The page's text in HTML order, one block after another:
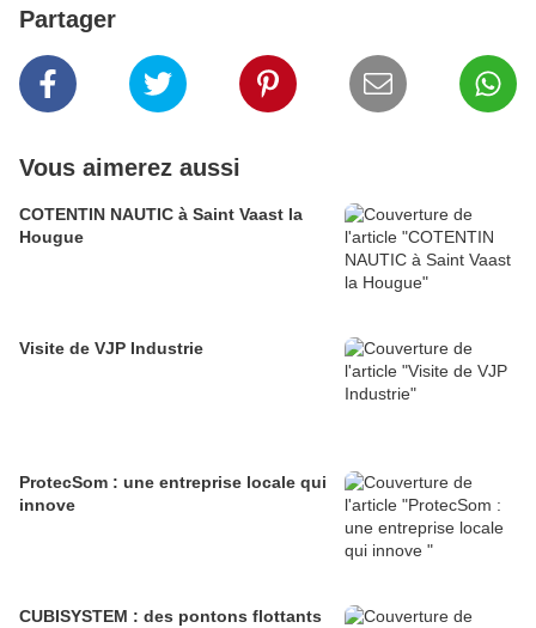
Partager
Vous aimerez aussi
COTENTIN NAUTIC à Saint Vaast la
Hougue
Visite de VJP Industrie
ProtecSom : une entreprise locale qui
innove
CUBISYSTEM : des pontons flottants